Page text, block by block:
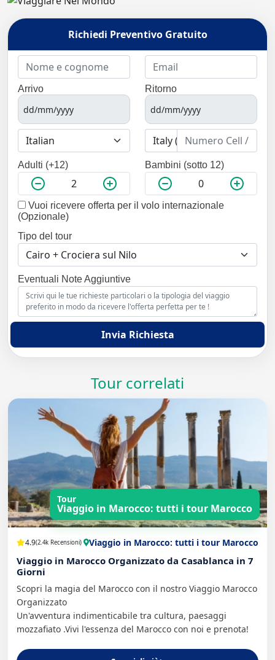
Richiedi Preventivo Gratuito
Arrivo Ritorno
Adulti (+12) Bambini (sotto 12)
Vuoi ricevere offerta per il volo internazionale
(Opzionale)
Tipo del tour
Eventuali Note Aggiuntive
Invia Richiesta
Tour correlati
Tour
Viaggio in Marocco: tutti i tour Marocco
4.9(2.4k Recensioni) Viaggio in Marocco: tutti i tour Marocco
Viaggio in Marocco Organizzato da Casablanca in 7
Giorni
Scopri la magia del Marocco con il nostro Viaggio Marocco
Organizzato
Un'avventura indimenticabile tra cultura, paesaggi
mozzafiato .Vivi l'essenza del Marocco con noi e prenota!